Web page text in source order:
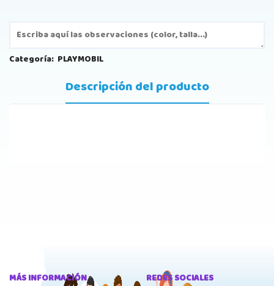
Categoría: PLAYMOBIL
Descripción del producto
MÁS INFORMACIÓN
REDES SOCIALES